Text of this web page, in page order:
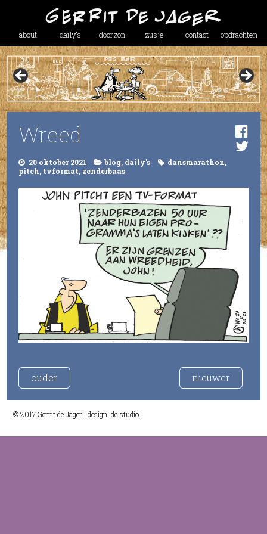
about daily’s doorzon zusje contact opdrachten
Wreed
20 oktober 2021 blog, daily's dansmarathon,
pitch, tvformat, zenderbaas
ouder nieuwer
© 2017 Gerrit de Jager | design: dc studio